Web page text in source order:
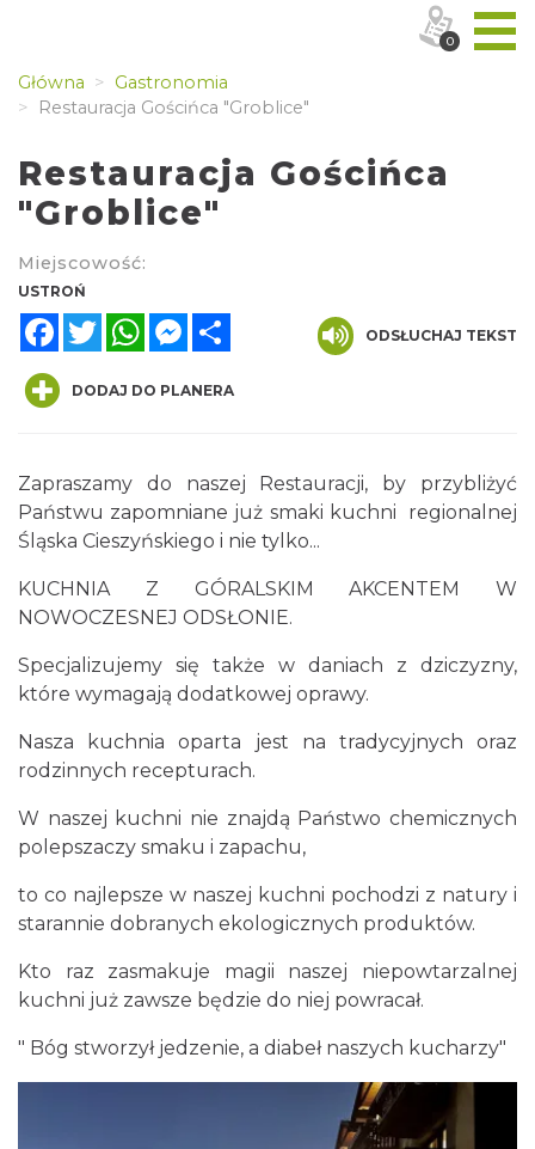
Główna
Gastronomia
Restauracja Gościńca "Groblice"
Restauracja Gościńca
"Groblice"
Miejscowość:
USTROŃ
FacebookTwitterWhatsAppMessenger
ODSŁUCHAJ TEKST
DODAJ DO PLANERA
Zapraszamy do naszej Restauracji, by przybliżyć
Państwu zapomniane już smaki kuchni regionalnej
Śląska Cieszyńskiego i nie tylko...
KUCHNIA Z GÓRALSKIM AKCENTEM W
NOWOCZESNEJ ODSŁONIE.
Specjalizujemy się także w daniach z dziczyzny,
które wymagają dodatkowej oprawy.
Nasza kuchnia oparta jest na tradycyjnych oraz
rodzinnych recepturach.
W naszej kuchni nie znajdą Państwo chemicznych
polepszaczy smaku i zapachu,
to co najlepsze w naszej kuchni pochodzi z natury i
starannie dobranych ekologicznych produktów.
Kto raz zasmakuje magii naszej niepowtarzalnej
kuchni już zawsze będzie do niej powracał.
" Bóg stworzył jedzenie, a diabeł naszych kucharzy"
0